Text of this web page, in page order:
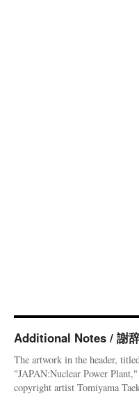
Additional Notes / 謝
The artwork in the header,
"JAPAN:Nuclear Power
copyright artist Tomiyama